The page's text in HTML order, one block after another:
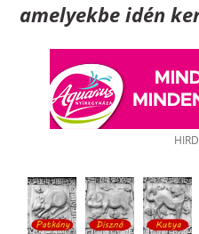
amelyekbe idén